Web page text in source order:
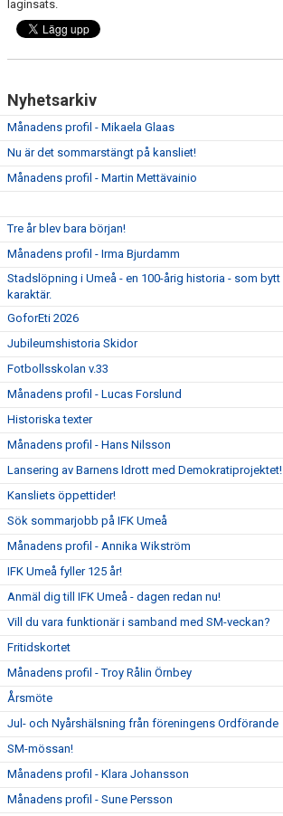
laginsats.
Nyhetsarkiv
Månadens profil - Mikaela Glaas
Nu är det sommarstängt på kansliet!
Månadens profil - Martin Mettävainio
Tre år blev bara början!
Månadens profil - Irma Bjurdamm
Stadslöpning i Umeå - en 100-årig historia - som bytt
karaktär.
GoforEti 2026
Jubileumshistoria Skidor
Fotbollsskolan v.33
Månadens profil - Lucas Forslund
Historiska texter
Månadens profil - Hans Nilsson
Lansering av Barnens Idrott med Demokratiprojektet!
Kansliets öppettider!
Sök sommarjobb på IFK Umeå
Månadens profil - Annika Wikström
IFK Umeå fyller 125 år!
Anmäl dig till IFK Umeå - dagen redan nu!
Vill du vara funktionär i samband med SM-veckan?
Fritidskortet
Månadens profil - Troy Rålin Örnbey
Årsmöte
Jul- och Nyårshälsning från föreningens Ordförande
SM-mössan!
Månadens profil - Klara Johansson
Månadens profil - Sune Persson